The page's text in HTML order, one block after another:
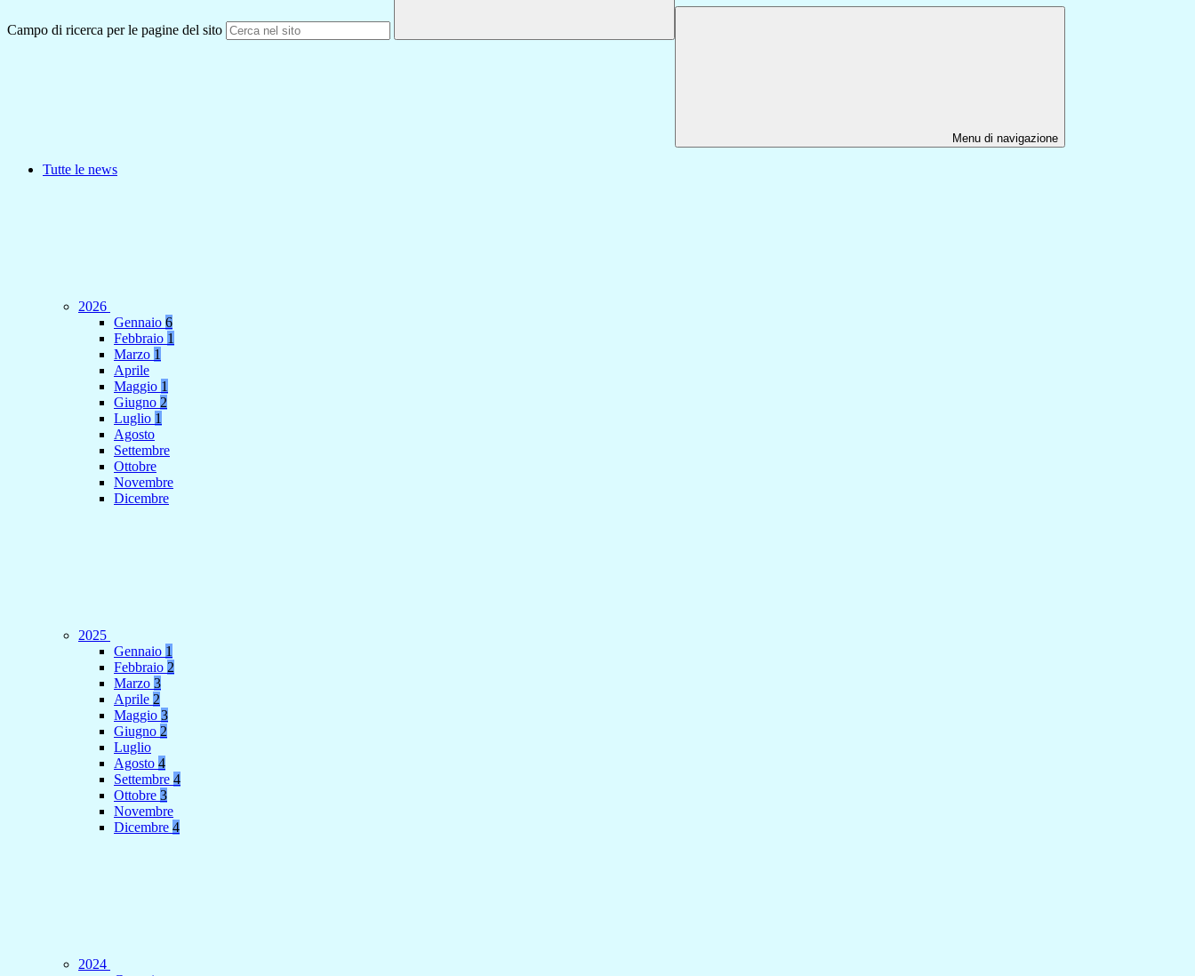
Campo di ricerca per le pagine del sito
Menu di navigazione
Tutte le news
2026
Gennaio 6
Febbraio 1
Marzo 1
Aprile
Maggio 1
Giugno 2
Luglio 1
Agosto
Settembre
Ottobre
Novembre
Dicembre
2025
Gennaio 1
Febbraio 2
Marzo 3
Aprile 2
Maggio 3
Giugno 2
Luglio
Agosto 4
Settembre 4
Ottobre 3
Novembre
Dicembre 4
2024